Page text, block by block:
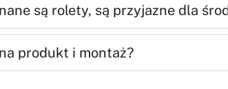
są rolety, są przyjazne dla
produkt i montaż?